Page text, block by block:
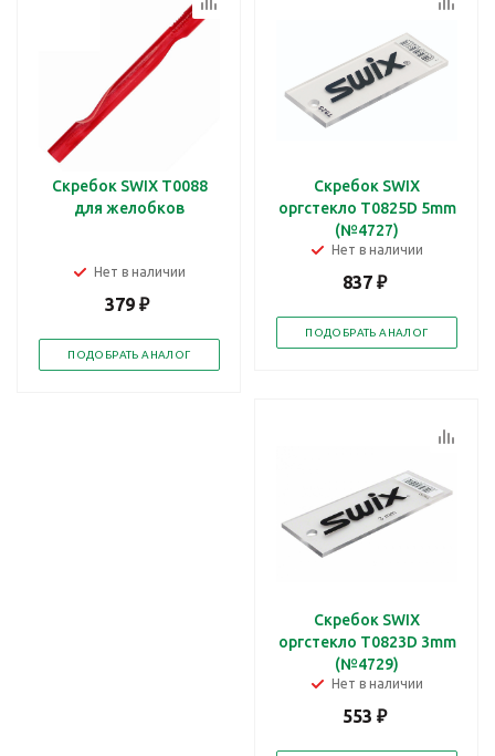
Скребок SWIX Т0088
для желобков
Нет в наличии
379 ₽
ПОДОБРАТЬ АНАЛОГ
Скребок SWIX
оргстекло Т0825D 5mm
(№4727)
Нет в наличии
837 ₽
ПОДОБРАТЬ АНАЛОГ
Скребок SWIX
оргстекло Т0823D 3mm
(№4729)
Нет в наличии
553 ₽